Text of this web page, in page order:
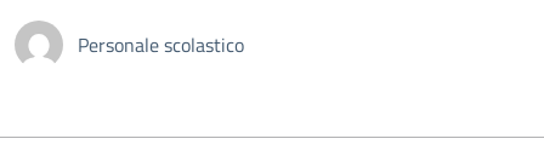
Personale scolastico